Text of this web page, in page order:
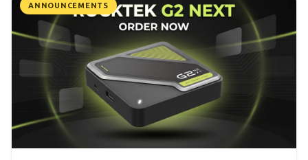
ANNOUNCEMENTS